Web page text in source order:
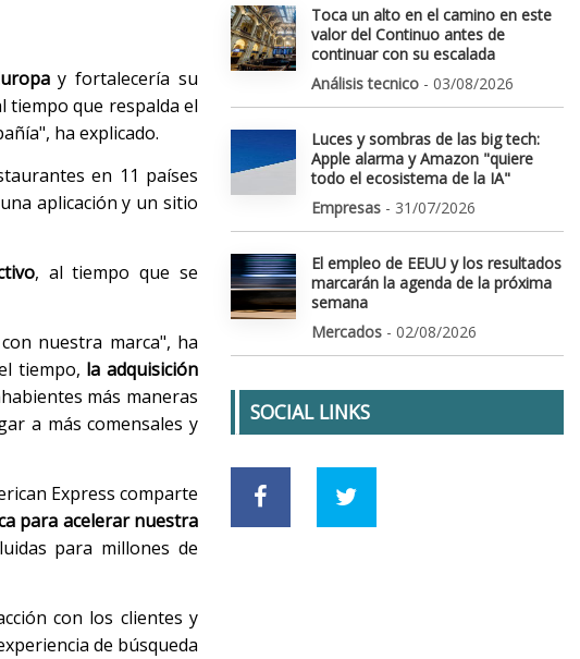
y fortalecería su
tiempo que respalda el
ha explicado.
en 11 países
aplicación y un sitio
, al tiempo que se
nuestra marca", ha
tiempo, la adquisición
más maneras
a más comensales y
Express comparte
para acelerar nuestra
para millones de
con los clientes y
de búsqueda
Toca un alto en el camino en este
valor del Continuo antes de
continuar con su escalada
Análisis tecnico - 03/08/2026
Luces y sombras de las big tech:
Apple alarma y Amazon "quiere
todo el ecosistema de la IA"
Empresas - 31/07/2026
El empleo de EEUU y los resultados
marcarán la agenda de la próxima
semana
Mercados - 02/08/2026
SOCIAL LINKS